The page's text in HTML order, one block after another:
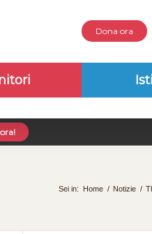
Dona ora
Sei in: Home / Notizie /